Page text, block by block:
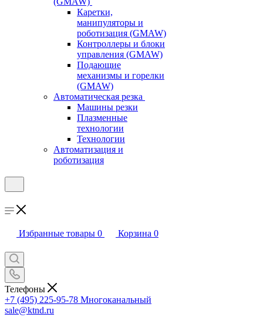
Каретки,
манипуляторы и
роботизация (GMAW)
Контроллеры и блоки
управления (GMAW)
Подающие
механизмы и горелки
(GMAW)
Автоматическая резка
Машины резки
Плазменные
технологии
Технологии
Автоматизация и
роботизация
Избранные товары 0 Корзина 0
Телефоны
+7 (495) 225-95-78 Многоканальный
sale@ktnd.ru